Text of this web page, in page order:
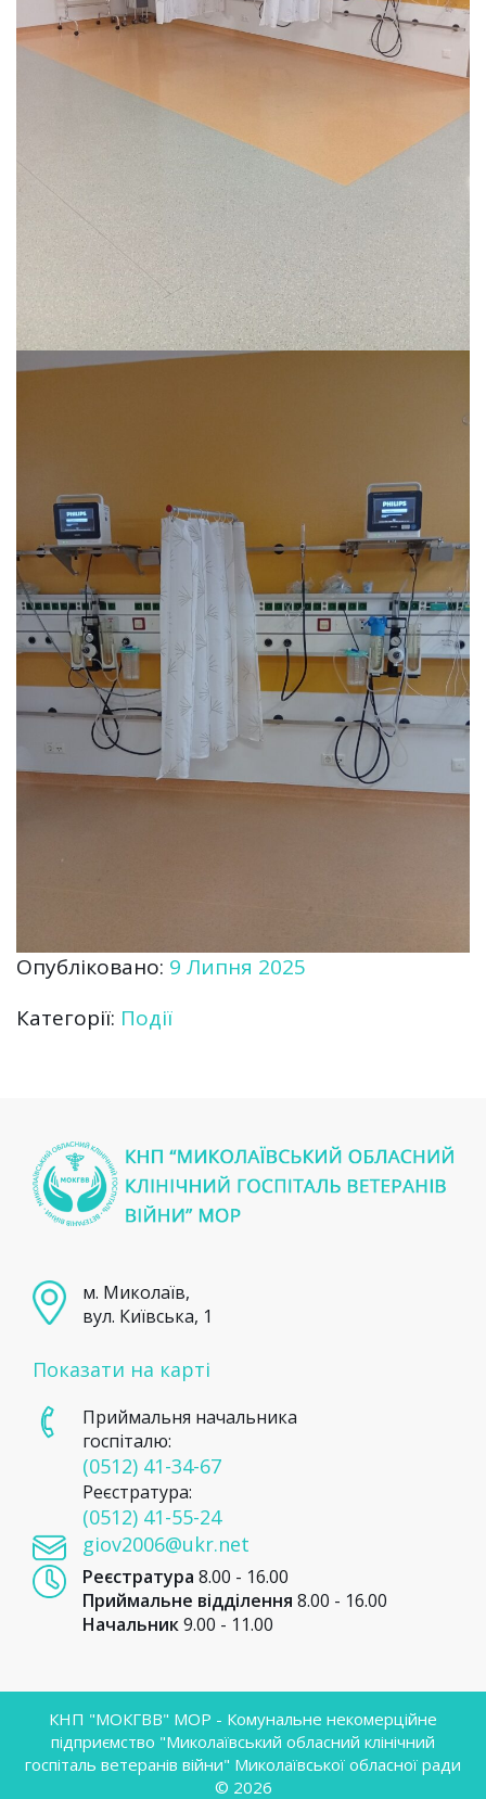
Опубліковано: 9 Липня 2025
Категорії: Події
м. Миколаїв,
вул. Київська, 1
Показати на карті
Приймальня начальника
госпіталю:
(0512) 41-34-67
Реєстратура:
(0512) 41-55-24
giov2006@ukr.net
Реєстратура 8.00 - 16.00
Приймальне відділення 8.00 - 16.00
Начальник9.00 - 11.00
КНП "МОКГВВ" МОР - Комунальне некомерційне
підприємство "Миколаївський обласний клінічний
госпіталь ветеранів війни" Миколаївської обласної ради
© 2026